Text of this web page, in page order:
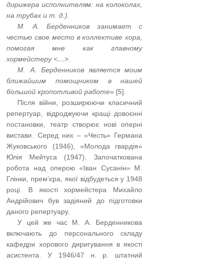
дирижера исполнителям: на колоколах,
на трубах и т. д.).
…..М. А. Берденников занимает с
честью свое место в коллективе хора,
помогая мне как главному
хормейстеру <…>.
…..М. А. Берденников является моим
ближайшим помощником в нашей
большой кропотливой работе» [5].
Після війни, розширюючи класичний
репертуар, відроджуючи кращі довоєнні
постановки, театр створює нові оперні
вистави. Серед них – «Честь» Германа
Жуковського (1946), «Молода гвардія»
Юлія Мейтуса (1947). Започаткована
робота над оперою «Іван Сусанін» М.
Глінки, прем’єра, якої відбудеться у 1948
році. В якості хормейстера Михайло
Андрійович був задіяний до підготовки
даного репертуару.
…..У цей же час М. А. Берденникова
включають до персонального складу
кафедри хорового диригування в якості
асистента. У 1946/47 н. р. штатний